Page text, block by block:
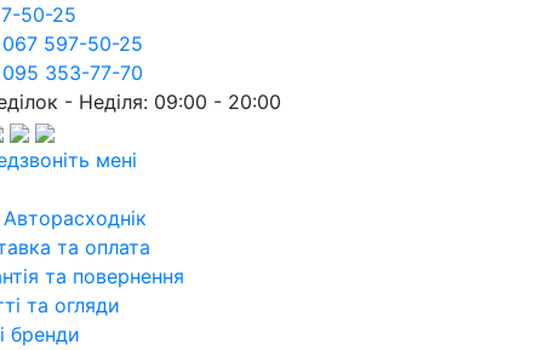
50-25
597-50-25
353-77-70
- Неділя: 09:00 - 20:00
мені
та оплата
та повернення
та огляди
бренди